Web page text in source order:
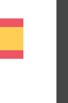
trasera